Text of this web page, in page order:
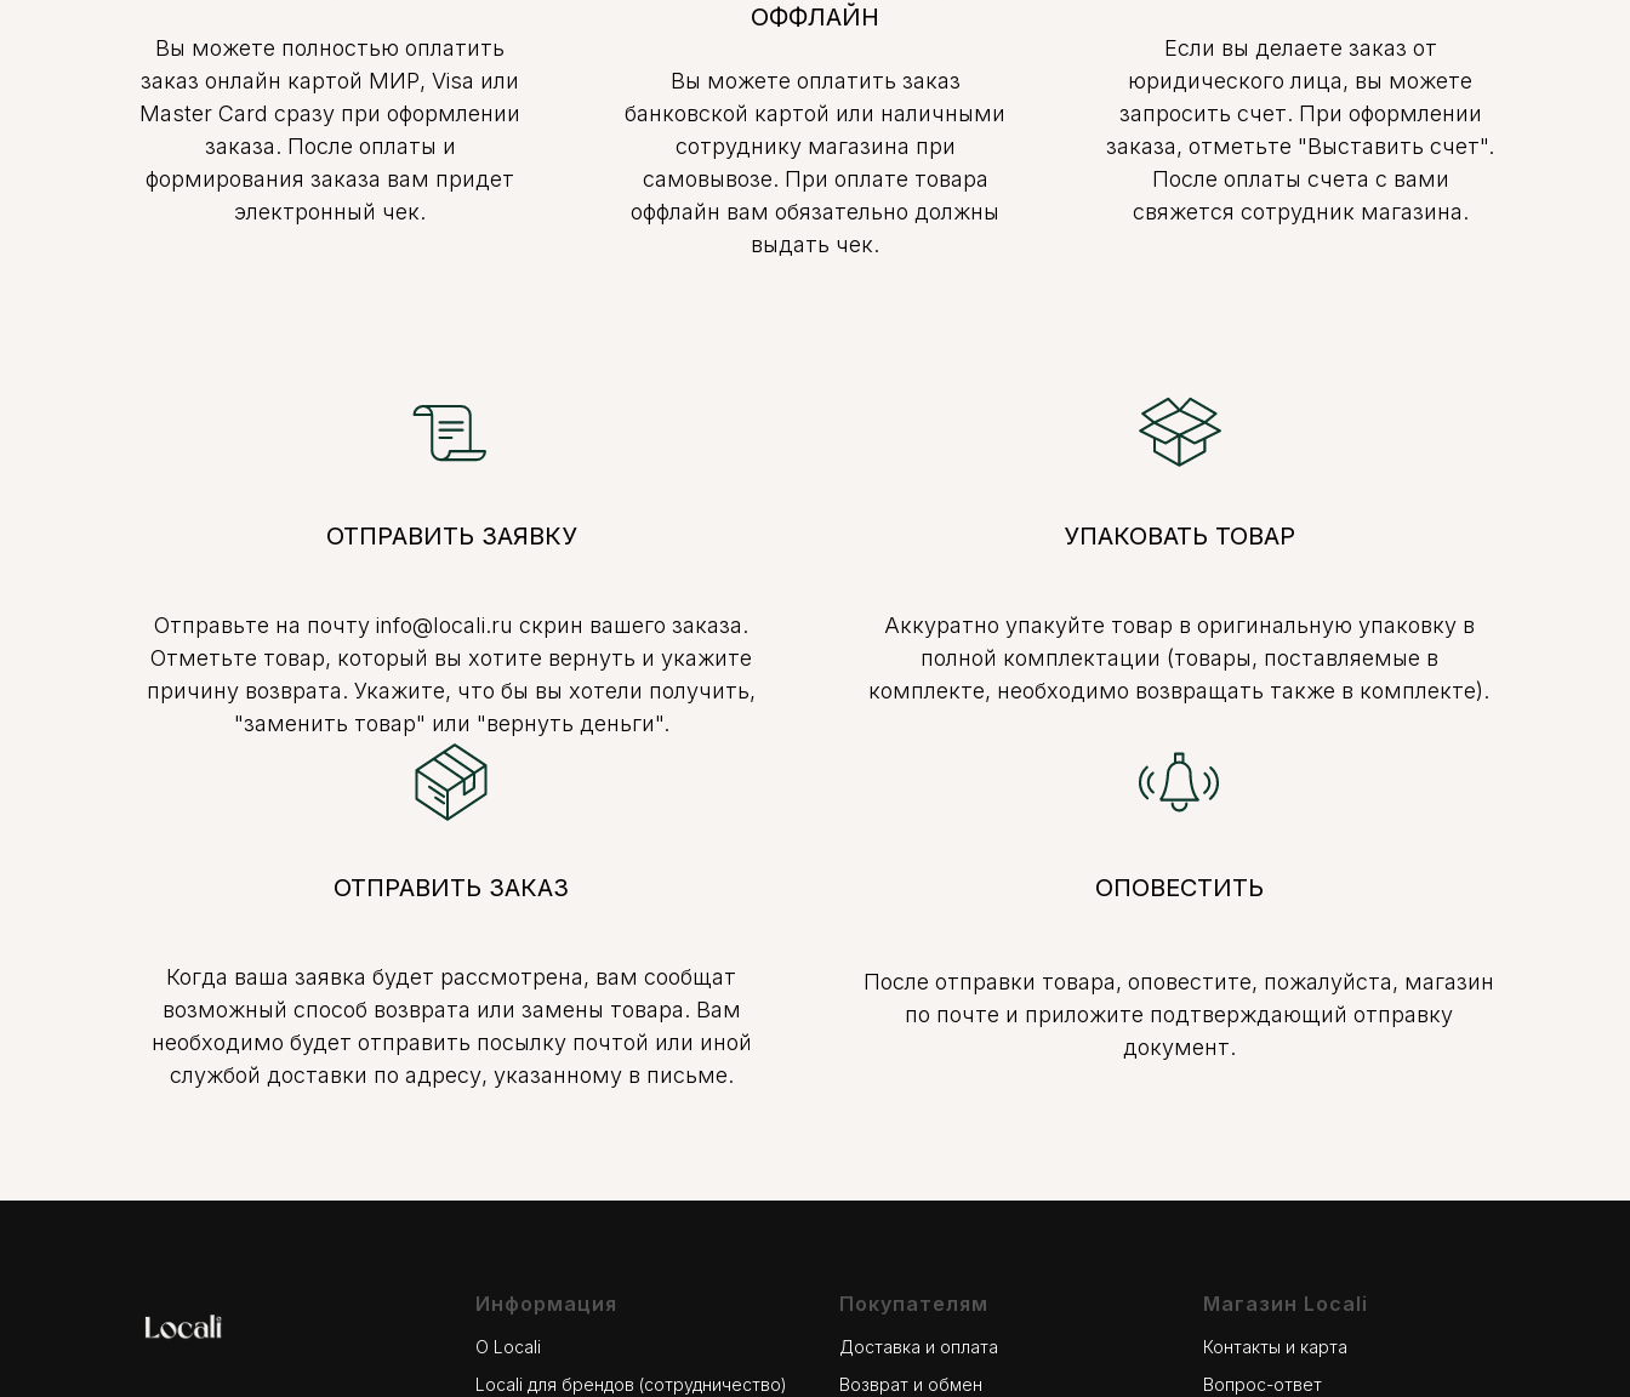
Вы можете полностью оплатить
заказ онлайн картой МИР, Visa или
Master Card сразу при оформлении
заказа. После оплаты и
формирования заказа вам придет
электронный чек.
ОФФЛАЙН
Вы можете оплатить заказ
банковской картой или наличными
сотруднику магазина при
самовывозе. При оплате товара
оффлайн вам обязательно должны
выдать чек.
Если вы делаете заказ от
юридического лица, вы можете
запросить счет. При оформлении
заказа, отметьте "Выставить счет".
После оплаты счета с вами
свяжется сотрудник магазина.
ОТПРАВИТЬ ЗАЯВКУ
Отправьте на почту info@locali.ru скрин вашего заказа.
Отметьте товар, который вы хотите вернуть и укажите
причину возврата. Укажите, что бы вы хотели получить,
"заменить товар" или "вернуть деньги".
УПАКОВАТЬ ТОВАР
Аккуратно упакуйте товар в оригинальную упаковку в
полной комплектации (товары, поставляемые в
комплекте, необходимо возвращать также в комплекте).
ОТПРАВИТЬ ЗАКАЗ
Когда ваша заявка будет рассмотрена, вам сообщат
возможный способ возврата или замены товара. Вам
необходимо будет отправить посылку почтой или иной
службой доставки по адресу, указанному в письме.
ОПОВЕСТИТЬ
После отправки товара, оповестите, пожалуйста, магазин
по почте и приложите подтверждающий отправку
документ.
Информация
О Locali
Locali для брендов (сотрудничество)
Покупателям
Доставка и оплата
Возврат и обмен
Магазин Locali
Контакты и карта
Вопрос-ответ